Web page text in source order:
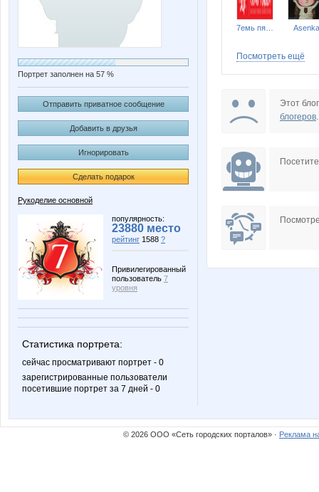
Портрет заполнен на 57 %
Отправить приватное сообщение
Добавить в друзья
Игнорировать
Сделать подарок
Рукоделие основной
популярность:
23880 место
рейтинг 1588 ?
Привилегированный
пользователь 7
уровня
Статистика портрета:
сейчас просматривают портрет - 0
зарегистрированные пользователи
посетившие портрет за 7 дней - 0
Asenka
Volha
Юнина
Посмотреть ещё
Этот
блогеров.
© 2026 ООО «Сеть городских порталов» · Реклама